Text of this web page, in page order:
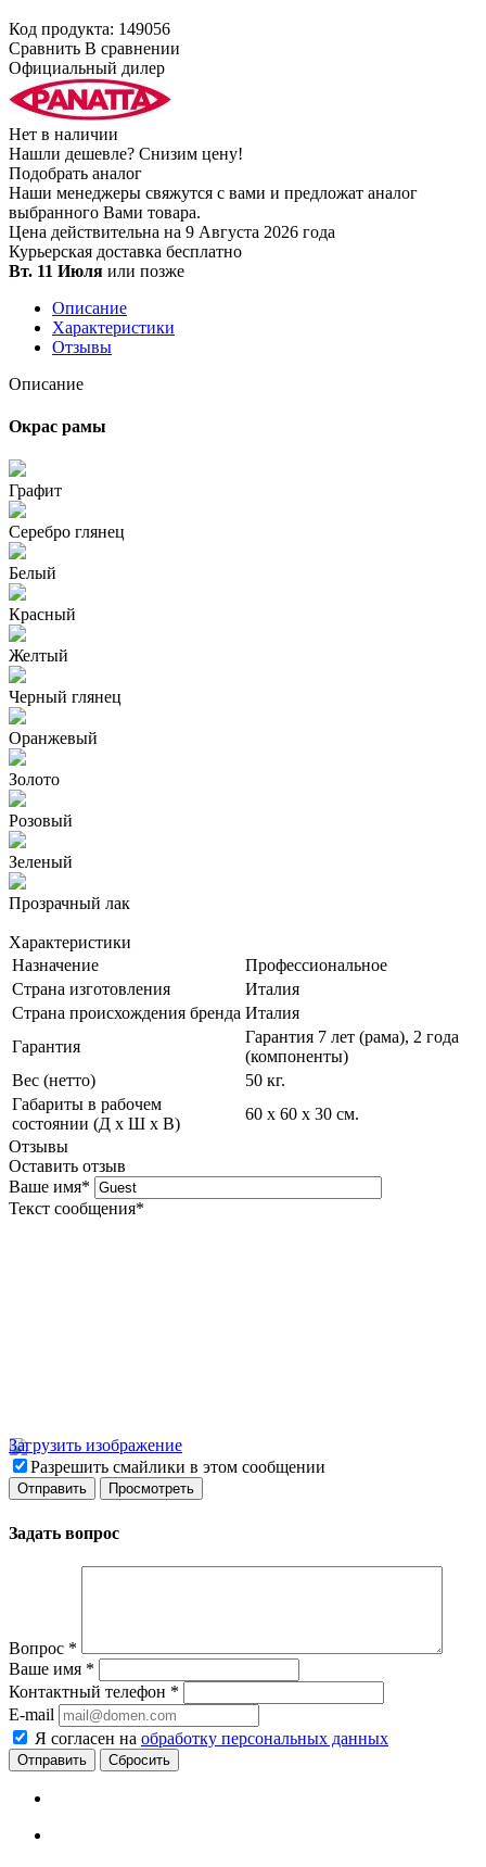
Код продукта: 149056
Сравнить В сравнении
Официальный дилер
Нет в наличии
Нашли дешевле? Снизим цену!
Подобрать аналог
Наши менеджеры свяжутся с вами и предложат аналог
выбранного Вами товара.
Цена действительна на 9 Августа 2026 года
Курьерская доставка бесплатно
Вт. 11 Июля или позже
Описание
Характеристики
Отзывы
Описание
Окрас рамы
Графит
Серебро глянец
Белый
Красный
Желтый
Черный глянец
Оранжевый
Золото
Розовый
Зеленый
Прозрачный лак
Характеристики
Назначение
Профессиональное
Страна изготовления
Италия
Страна происхождения бренда Италия
Гарантия
Гарантия 7 лет (рама), 2 года
(компоненты)
Вес (нетто)
50 кг.
Габариты в рабочем
состоянии (Д х Ш х В)
60 х 60 х 30 см.
Отзывы
Оставить отзыв
Ваше имя*
Текст сообщения*
Загрузить изображение
Разрешить смайлики в этом сообщении
Задать вопрос
Вопрос *
Ваше имя *
Контактный телефон *
E-mail
Я согласен на обработку персональных данных
Сбросить